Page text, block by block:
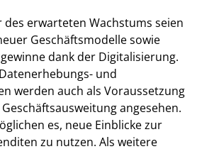
des erwarteten Wachstums seien
Geschäftsmodelle sowie
dank der Digitalisierung.
und
werden auch als Voraussetzung
angesehen.
es, neue Einblicke zur
zu nutzen. Als weitere